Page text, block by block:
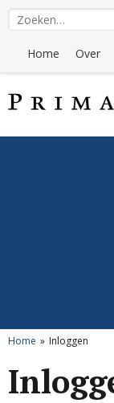
Home Over
Home Inloggen